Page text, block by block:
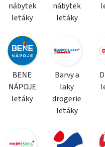
nábytek
letáky
nábytek
letáky
BENE
NÁPOJE
letáky
Barvy a
laky
drogerie
letáky